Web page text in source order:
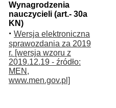
Wynagrodzenia
nauczycieli (art.- 30a
KN)
· Wersja elektroniczna
sprawozdania za 2019
r. [wersja wzoru z
2019.12.19 - źródło:
MEN,
www.men.gov.pl]